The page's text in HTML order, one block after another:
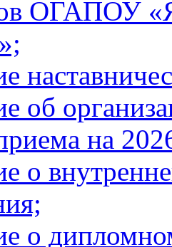
ОГАПОУ
об
на
о
о